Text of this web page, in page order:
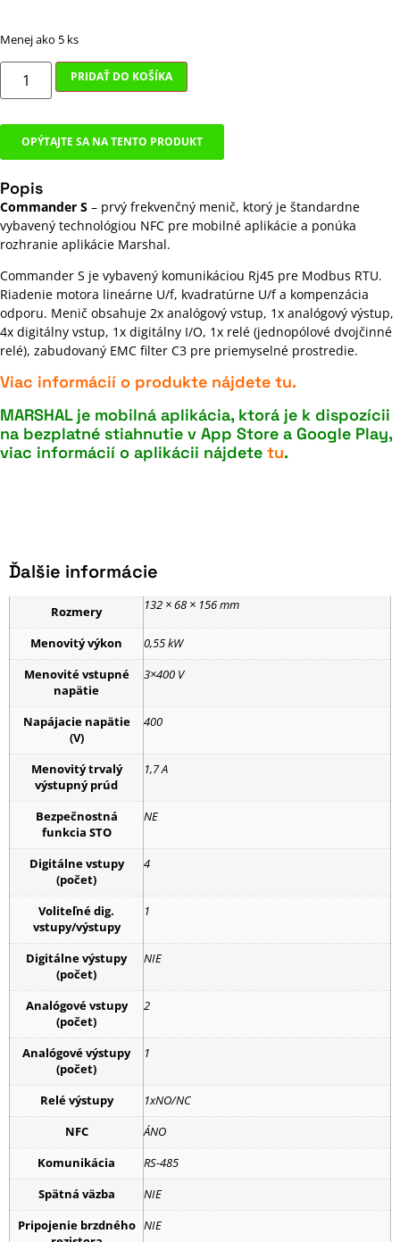
Menej ako 5 ks
PRIDAŤ DO KOŠÍKA
OPÝTAJTE SA NA TENTO PRODUKT
Popis
Commander S – prvý frekvenčný menič, ktorý je štandardne
vybavený technológiou NFC pre mobilné aplikácie a ponúka
rozhranie aplikácie Marshal.
Commander S je vybavený komunikáciou Rj45 pre Modbus RTU.
Riadenie motora lineárne U/f, kvadratúrne U/f a kompenzácia
odporu. Menič obsahuje 2x analógový vstup, 1x analógový výstup,
4x digitálny vstup, 1x digitálny I/O, 1x relé (jednopólové dvojčinné
relé), zabudovaný EMC filter C3 pre priemyselné prostredie.
Viac informácií o produkte nájdete tu.
MARSHAL je mobilná aplikácia, ktorá je k dispozícii
na bezplatné stiahnutie v App Store a Google Play,
viac informácií o aplikácii nájdete tu.
Ďalšie informácie
Rozmery 132 × 68 × 156 mm
Menovitý výkon 0,55 kW
Menovité vstupné
napätie
3×400 V
Napájacie napätie
(V)
400
Menovitý trvalý
výstupný prúd
1,7 A
Bezpečnostná
funkcia STO
NE
Digitálne vstupy
(počet)
4
Voliteľné dig.
vstupy/výstupy
1
Digitálne výstupy
(počet)
NIE
Analógové vstupy
(počet)
2
Analógové výstupy
(počet)
1
Relé výstupy 1xNO/NC
NFC ÁNO
Komunikácia RS-485
Spätná väzba NIE
Pripojenie brzdného NIE